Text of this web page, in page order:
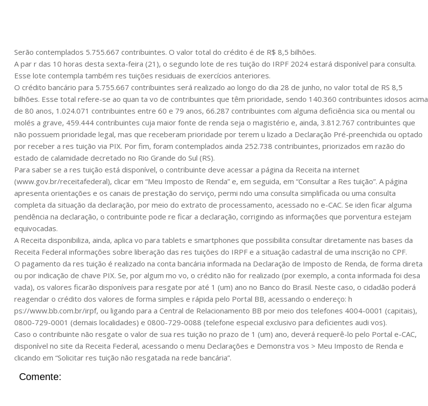
Serão contemplados 5.755.667 contribuintes. O valor total do crédito é de R$ 8,5 bilhões.
A par r das 10 horas desta sexta-feira (21), o segundo lote de res tuição do IRPF 2024 estará disponível para consulta.
Esse lote contempla também res tuições residuais de exercícios anteriores.
O crédito bancário para 5.755.667 contribuintes será realizado ao longo do dia 28 de junho, no valor total de RS 8,5
bilhões. Esse total refere-se ao quan ta vo de contribuintes que têm prioridade, sendo 140.360 contribuintes idosos acima
de 80 anos, 1.024.071 contribuintes entre 60 e 79 anos, 66.287 contribuintes com alguma deficiência sica ou mental ou
molés a grave, 459.444 contribuintes cuja maior fonte de renda seja o magistério e, ainda, 3.812.767 contribuintes que
não possuem prioridade legal, mas que receberam prioridade por terem u lizado a Declaração Pré-preenchida ou optado
por receber a res tuição via PIX. Por fim, foram contemplados ainda 252.738 contribuintes, priorizados em razão do
estado de calamidade decretado no Rio Grande do Sul (RS).
Para saber se a res tuição está disponível, o contribuinte deve acessar a página da Receita na internet
(www.gov.br/receitafederal), clicar em “Meu Imposto de Renda” e, em seguida, em “Consultar a Res tuição”. A página
apresenta orientações e os canais de prestação do serviço, permi ndo uma consulta simplificada ou uma consulta
completa da situação da declaração, por meio do extrato de processamento, acessado no e-CAC. Se iden ficar alguma
pendência na declaração, o contribuinte pode re ficar a declaração, corrigindo as informações que porventura estejam
equivocadas.
A Receita disponibiliza, ainda, aplica vo para tablets e smartphones que possibilita consultar diretamente nas bases da
Receita Federal informações sobre liberação das res tuições do IRPF e a situação cadastral de uma inscrição no CPF.
O pagamento da res tuição é realizado na conta bancária informada na Declaração de Imposto de Renda, de forma direta
ou por indicação de chave PIX. Se, por algum mo vo, o crédito não for realizado (por exemplo, a conta informada foi desa
vada), os valores ficarão disponíveis para resgate por até 1 (um) ano no Banco do Brasil. Neste caso, o cidadão poderá
reagendar o crédito dos valores de forma simples e rápida pelo Portal BB, acessando o endereço: h
ps://www.bb.com.br/irpf, ou ligando para a Central de Relacionamento BB por meio dos telefones 4004-0001 (capitais),
0800-729-0001 (demais localidades) e 0800-729-0088 (telefone especial exclusivo para deficientes audi vos).
Caso o contribuinte não resgate o valor de sua res tuição no prazo de 1 (um) ano, deverá requerê-lo pelo Portal e-CAC,
disponível no site da Receita Federal, acessando o menu Declarações e Demonstra vos > Meu Imposto de Renda e
clicando em “Solicitar res tuição não resgatada na rede bancária”.
Comente: